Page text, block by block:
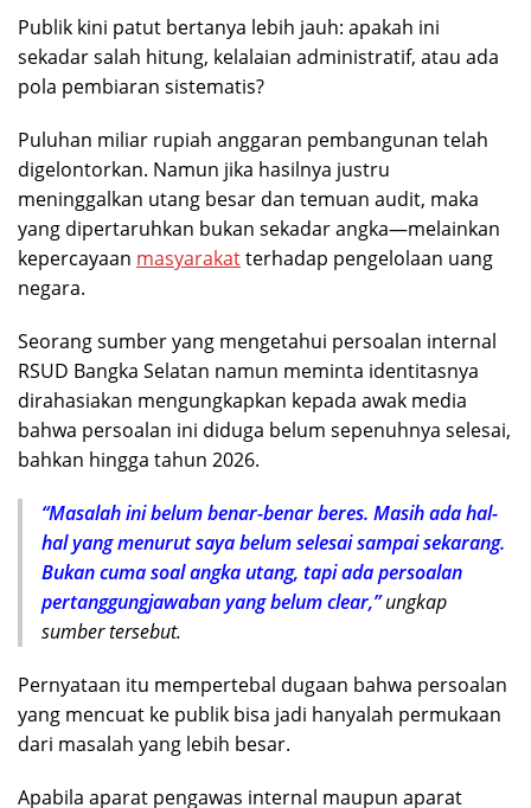
Publik kini patut bertanya lebih jauh: apakah ini
sekadar salah hitung, kelalaian administratif, atau ada
pola pembiaran sistematis?
Puluhan miliar rupiah anggaran pembangunan telah
digelontorkan. Namun jika hasilnya justru
meninggalkan utang besar dan temuan audit, maka
yang dipertaruhkan bukan sekadar angka—melainkan
kepercayaan masyarakatterhadap pengelolaan uang
negara.
Seorang sumber yang mengetahui persoalan internal
RSUD Bangka Selatan namun meminta identitasnya
dirahasiakan mengungkapkan kepada awak media
bahwa persoalan ini diduga belum sepenuhnya selesai,
bahkan hingga tahun 2026.
“Masalah ini belum benar-benar beres. Masih ada hal-
hal yang menurut saya belum selesai sampai sekarang.
Bukan cuma soal angka utang, tapi ada persoalan
pertanggungjawaban yang belum clear,” ungkap
sumber tersebut.
Pernyataan itu mempertebal dugaan bahwa persoalan
yang mencuat ke publik bisa jadi hanyalah permukaan
dari masalah yang lebih besar.
Apabila aparat pengawas internal maupun aparat